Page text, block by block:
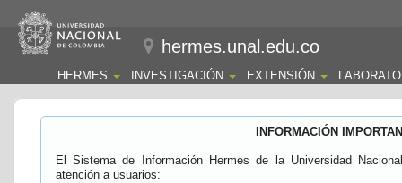
hermes.unal.edu.co
HERMES INVESTIGACIÓN EXTENSIÓN
INFORMACIÓN
El Sistema de Información Hermes de la Universidad
atención a usuarios: